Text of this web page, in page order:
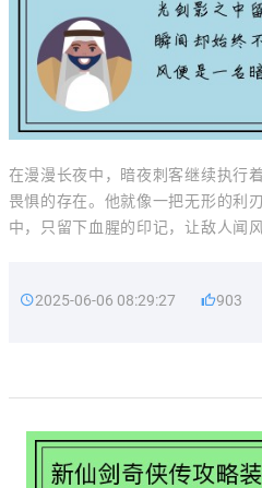
在漫漫长夜中，暗夜刺客继续执行
畏惧的存在。他就像一把无形的利
中，只留下血腥的印记，让敌人闻风
2025-06-06 08:29:27 903